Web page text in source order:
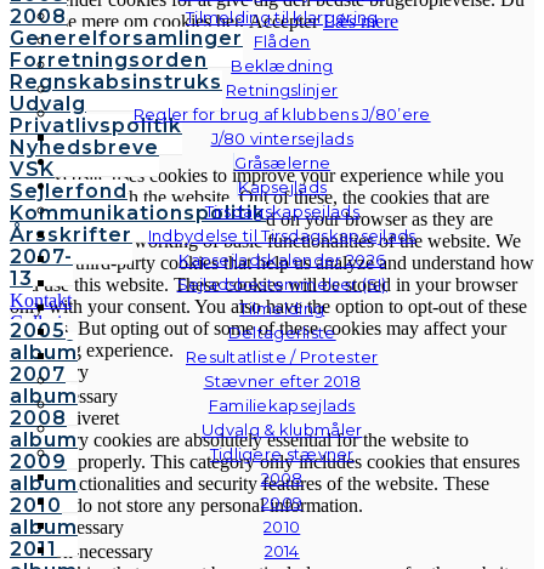
Tilmelding til klargøring
Flåden
Beklædning
Retningslinjer
Regler for brug af klubbens J/80’ere
J/80 vintersejlads
Gråsælerne
Kapsejlads
Tirsdagskapsejlads
Indbydelse til Tirsdagskapsejlads
Kapsejladskalender 2026
Sejladsbestemmelser (SI)
Tilmelding
Deltagerliste
Resultatliste / Protester
Stævner efter 2018
Familiekapsejlads
Udvalg & klubmåler
Tidligere stævner
2008
2009
2010
2014
2008
Generelforsamlinger
Forretningsorden
Regnskabsinstruks
Udvalg
Privatlivspolitik
Nyhedsbreve
VSK
Sejlerfond
Kommunikationspolitik
Årsskrifter
2007-
13
Kontakt
Galleri
Andre
fotos
2005
album
2007
album
2008
album
2009
album
2010
album
2011
kan læse mere om cookies her.Accepter Læs mere
Luk
Privacy Overview
This website uses cookies to improve your experience while you
navigate through the website. Out of these, the cookies that are
categorized as necessary are stored on your browser as they are
essential for the working of basic functionalities of the website. We
also use third-party cookies that help us analyze and understand how
you use this website. These cookies will be stored in your browser
only with your consent. You also have the option to opt-out of these
cookies. But opting out of some of these cookies may affect your
browsing experience.
Necessary
Necessary
Altid aktiveret
Necessary cookies are absolutely essential for the website to
function properly. This category only includes cookies that ensures
basic functionalities and security features of the website. These
cookies do not store any personal information.
Non-necessary
Non-necessary